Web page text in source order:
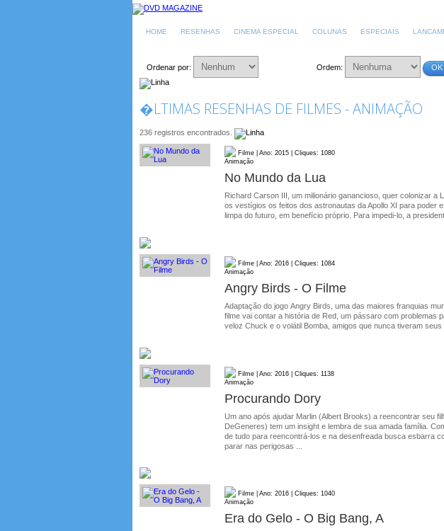
HOME RESENHAS CINEMA ESPECIAL COLUNAS ESPECIAIS
Ordenar por: Ordem: OK
�LTIMAS RESENHAS DE FILMES - ANIMAÇÃO
236 registros encontrados.
Filme | Ano: 2015 | Cliques: 1080
Animação
No Mundo da Lua
Richard Carson III, um milionário ganancioso, quer colonizar a
os vestígios os feitos dos astronautas da Apollo XI para poder
limpa do futuro, em benefício próprio. Para impedi-lo, a
Filme | Ano: 2016 | Cliques: 1084
Animação
Angry Birds - O Filme
Adaptação do jogo Angry Birds, uma das maiores franquias
filme vai contar a história de Red, um pássaro com problemas
veloz Chuck e o volátil Bomba, amigos que nunca tiveram seus
Filme | Ano: 2016 | Cliques: 1138
Animação
Procurando Dory
Um ano após ajudar Marlin (Albert Brooks) a reencontrar seu
DeGeneres) tem um insight e lembra de sua amada família.
de tudo para reencontrá-los e na desenfreada busca esbarra
parar nas perigosas ...
Filme | Ano: 2016 | Cliques: 1040
Animação
Era do Gelo - O Big Bang, A